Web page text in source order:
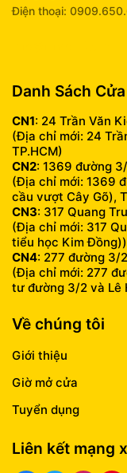
Điện thoại:
Danh Sách
CN1: 24 Trần Văn
(Địa chỉ mới: 24
TP.HCM)
CN2: 1369 đường
(Địa chỉ mới: 1369
cầu vượt Cây Gõ),
CN3: 317 Quang
(Địa chỉ mới: 317
tiểu học Kim Đồng))
CN4: 277 đường 3/
(Địa chỉ mới: 277
tư đường 3/2 và Lê
Về chúng tôi
Giới thiệu
Giờ mở cửa
Tuyển dụng
Liên kết mạng